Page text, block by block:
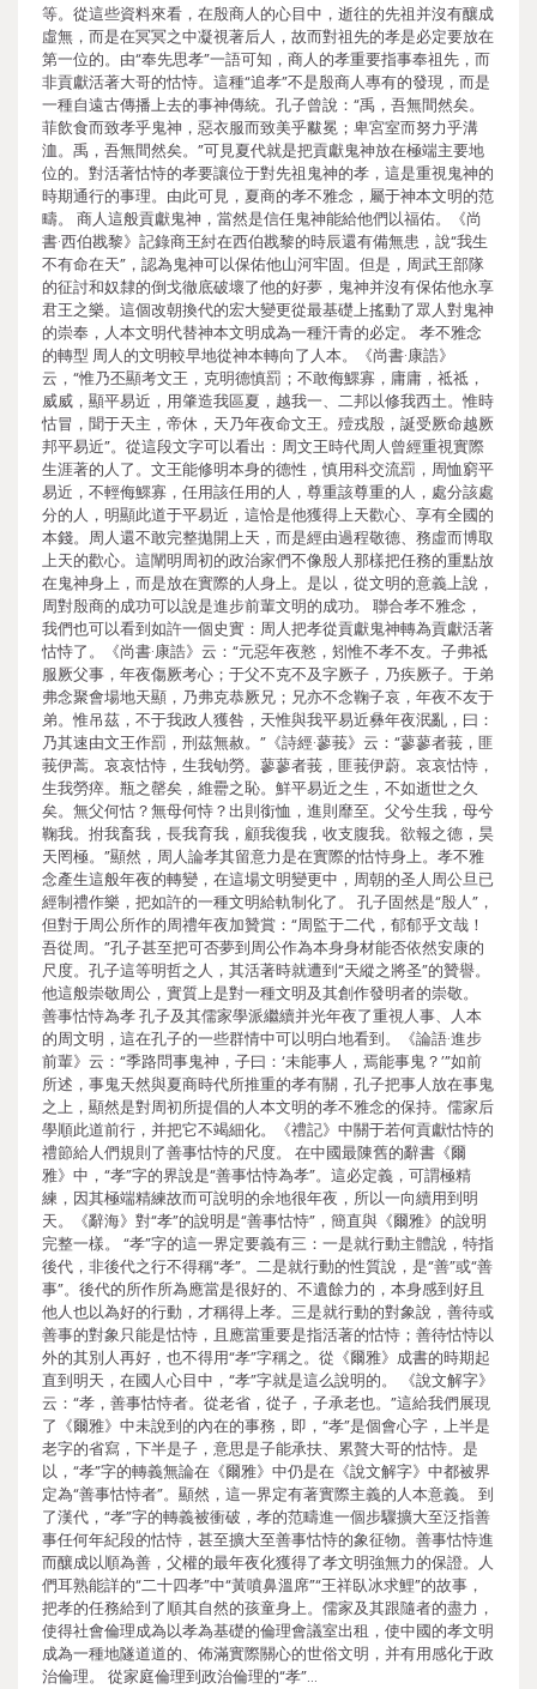
等。從這些資料來看，在殷商人的心目中，逝往的先祖并沒有釀成
虛無，而是在冥冥之中凝視著后人，故而對祖先的孝是必定要放在
第一位的。由“奉先思孝”一語可知，商人的孝重要指事奉祖先，而
非貢獻活著大哥的怙恃。這種“追孝”不是殷商人專有的發現，而是
一種自遠古傳播上去的事神傳統。孔子曾說：“禹，吾無間然矣。
菲飲食而致孝乎鬼神，惡衣服而致美乎黻冕；卑宮室而努力乎溝
洫。禹，吾無間然矣。”可見夏代就是把貢獻鬼神放在極端主要地
位的。對活著怙恃的孝要讓位于對先祖鬼神的孝，這是重視鬼神的
時期通行的事理。由此可見，夏商的孝不雅念，屬于神本文明的范
疇。 商人這般貢獻鬼神，當然是信任鬼神能給他們以福佑。《尚
書·西伯戡黎》記錄商王紂在西伯戡黎的時辰還有備無患，說“我生
不有命在天”，認為鬼神可以保佑他山河牢固。但是，周武王部隊
的征討和奴隸的倒戈徹底破壞了他的好夢，鬼神并沒有保佑他永享
君王之樂。這個改朝換代的宏大變更從最基礎上搖動了眾人對鬼神
的崇奉，人本文明代替神本文明成為一種汗青的必定。 孝不雅念
的轉型 周人的文明較早地從神本轉向了人本。《尚書·康誥》
云，“惟乃丕顯考文王，克明德慎罰；不敢侮鰥寡，庸庸，祗祗，
威威，顯平易近，用肇造我區夏，越我一、二邦以修我西土。惟時
怙冒，聞于天主，帝休，天乃年夜命文王。殪戎殷，誕受厥命越厥
邦平易近”。從這段文字可以看出：周文王時代周人曾經重視實際
生涯著的人了。文王能修明本身的德性，慎用科交流罰，周恤窮平
易近，不輕侮鰥寡，任用該任用的人，尊重該尊重的人，處分該處
分的人，明顯此道于平易近，這恰是他獲得上天歡心、享有全國的
本錢。周人還不敢完整拋開上天，而是經由過程敬德、務虛而博取
上天的歡心。這闡明周初的政治家們不像殷人那樣把任務的重點放
在鬼神身上，而是放在實際的人身上。是以，從文明的意義上說，
周對殷商的成功可以說是進步前輩文明的成功。 聯合孝不雅念，
我們也可以看到如許一個史實：周人把孝從貢獻鬼神轉為貢獻活著
怙恃了。《尚書·康誥》云：“元惡年夜憝，矧惟不孝不友。子弗祗
服厥父事，年夜傷厥考心；于父不克不及字厥子，乃疾厥子。于弟
弗念聚會場地天顯，乃弗克恭厥兄；兄亦不念鞠子哀，年夜不友于
弟。惟吊茲，不于我政人獲咎，天惟與我平易近彝年夜泯亂，曰：
乃其速由文王作罰，刑茲無赦。”《詩經·蓼莪》云：“蓼蓼者莪，匪
莪伊蒿。哀哀怙恃，生我劬勞。蓼蓼者莪，匪莪伊蔚。哀哀怙恃，
生我勞瘁。瓶之罄矣，維罍之恥。鮮平易近之生，不如逝世之久
矣。無父何怙？無母何恃？出則銜恤，進則靡至。父兮生我，母兮
鞠我。拊我畜我，長我育我，顧我復我，收支腹我。欲報之德，昊
天罔極。”顯然，周人論孝其留意力是在實際的怙恃身上。孝不雅
念產生這般年夜的轉變，在這場文明變更中，周朝的圣人周公旦已
經制禮作樂，把如許的一種文明給軌制化了。 孔子固然是“殷人”，
但對于周公所作的周禮年夜加贊賞：“周監于二代，郁郁乎文哉！
吾從周。”孔子甚至把可否夢到周公作為本身身材能否依然安康的
尺度。孔子這等明哲之人，其活著時就遭到“天縱之將圣”的贊譽。
他這般崇敬周公，實質上是對一種文明及其創作發明者的崇敬。
善事怙恃為孝 孔子及其儒家學派繼續并光年夜了重視人事、人本
的周文明，這在孔子的一些群情中可以明白地看到。《論語·進步
前輩》云：“季路問事鬼神，子曰：‘未能事人，焉能事鬼？’”如前
所述，事鬼天然與夏商時代所推重的孝有關，孔子把事人放在事鬼
之上，顯然是對周初所提倡的人本文明的孝不雅念的保持。儒家后
學順此道前行，并把它不竭細化。《禮記》中關于若何貢獻怙恃的
禮節給人們規則了善事怙恃的尺度。 在中國最陳舊的辭書《爾
雅》中，“孝”字的界說是“善事怙恃為孝”。這必定義，可謂極精
練，因其極端精練故而可說明的余地很年夜，所以一向續用到明
天。《辭海》對“孝”的說明是“善事怙恃”，簡直與《爾雅》的說明
完整一樣。 “孝”字的這一界定要義有三：一是就行動主體說，特指
後代，非後代之行不得稱“孝”。二是就行動的性質說，是“善”或“善
事”。後代的所作所為應當是很好的、不遺餘力的，本身感到好且
他人也以為好的行動，才稱得上孝。三是就行動的對象說，善待或
善事的對象只能是怙恃，且應當重要是指活著的怙恃；善待怙恃以
外的其別人再好，也不得用“孝”字稱之。從《爾雅》成書的時期起
直到明天，在國人心目中，“孝”字就是這么說明的。 《說文解字》
云：“孝，善事怙恃者。從老省，從子，子承老也。”這給我們展現
了《爾雅》中未說到的內在的事務，即，“孝”是個會心字，上半是
老字的省寫，下半是子，意思是子能承扶、累贅大哥的怙恃。是
以，“孝”字的轉義無論在《爾雅》中仍是在《說文解字》中都被界
定為“善事怙恃者”。顯然，這一界定有著實際主義的人本意義。 到
了漢代，“孝”字的轉義被衝破，孝的范疇進一個步驟擴大至泛指善
事任何年紀段的怙恃，甚至擴大至善事怙恃的象征物。善事怙恃進
而釀成以順為善，父權的最年夜化獲得了孝文明強無力的保證。人
們耳熟能詳的“二十四孝”中“黃噴鼻溫席”“王祥臥冰求鯉”的故事，
把孝的任務給到了順其自然的孩童身上。儒家及其跟隨者的盡力，
使得社會倫理成為以孝為基礎的倫理會議室出租，使中國的孝文明
成為一種地隧道道的、佈滿實際關心的世俗文明，并有用感化于政
治倫理。 從家庭倫理到政治倫理的“孝”…